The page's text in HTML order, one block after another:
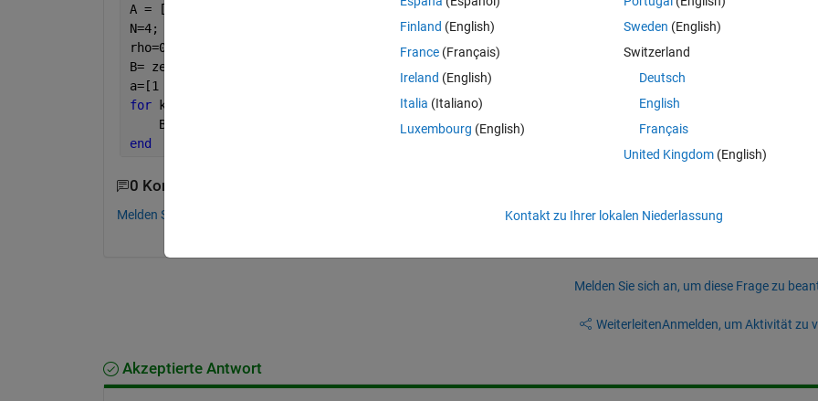
A = [0 1 1 1 ;0 0 0 1 ;0 1 0 1 ;0 0 0 0];
N=4; C=2;
rho=0.1;
B= zeros(N,C);
a=[1 0;0 1;1 1;0 1]
for
k=1:N-1
    B(k+1) = B(k) + (0.5 * rho* a);
end
0 Kommentare
Melden Sie sich an, um zu kommentieren.
Melden Sie sich an, um diese Frage zu
WeiterleitenAnmelden, um Aktivität zu
Akzeptierte Antwort
Finland (English)
France (Français)
Ireland (English)
Italia (Italiano)
Luxembourg (English)
Sweden (English)
Switzerland
Deutsch
English
Français
United Kingdom(English)
Kontakt zu Ihrer lokalen Niederlassung